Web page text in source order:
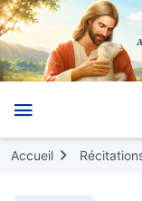
Accueil